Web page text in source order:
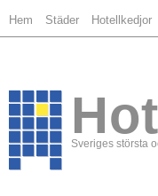
Hem Städer Hotellkedjor
Sveriges största